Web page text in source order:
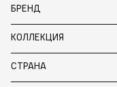
БРЕНД
КОЛЛЕКЦИЯ
СТРАНА